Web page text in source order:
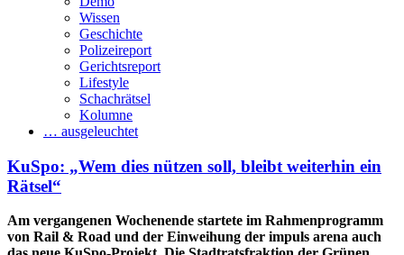
Wissen
Geschichte
Polizeireport
Gerichtsreport
Lifestyle
Schachrätsel
Kolumne
… ausgeleuchtet
KuSpo: „Wem dies nützen soll, bleibt weiterhin ein
Rätsel“
Am vergangenen Wochenende startete im Rahmenprogramm
von Rail & Road und der Einweihung der impuls arena auch